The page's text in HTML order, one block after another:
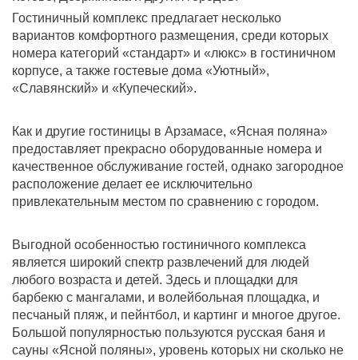
Гостиничный комплекс предлагает несколько
вариантов комфортного размещения, среди которых
номера категорий «стандарт» и «люкс» в гостиничном
корпусе, а также гостевые дома «Уютный»,
«Славянский» и «Купеческий».
Как и другие гостиницы в Арзамасе, «Ясная поляна»
предоставляет прекрасно оборудованные номера и
качественное обслуживание гостей, однако загородное
расположение делает ее исключительно
привлекательным местом по сравнению с городом.
Выгодной особенностью гостиничного комплекса
является широкий спектр развлечений для людей
любого возраста и детей. Здесь и площадки для
барбекю с мангалами, и волейбольная площадка, и
песчаный пляж, и пейнтбол, и картинг и многое другое.
Большой популярностью пользуются русская баня и
сауны «Ясной поляны», уровень которых ни сколько не